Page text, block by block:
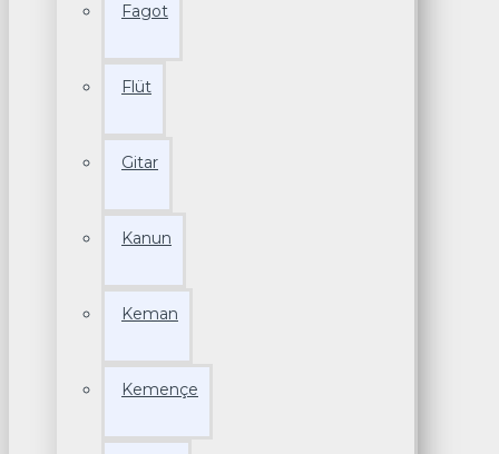
Fagot
Flüt
Gitar
Kanun
Keman
Kemençe